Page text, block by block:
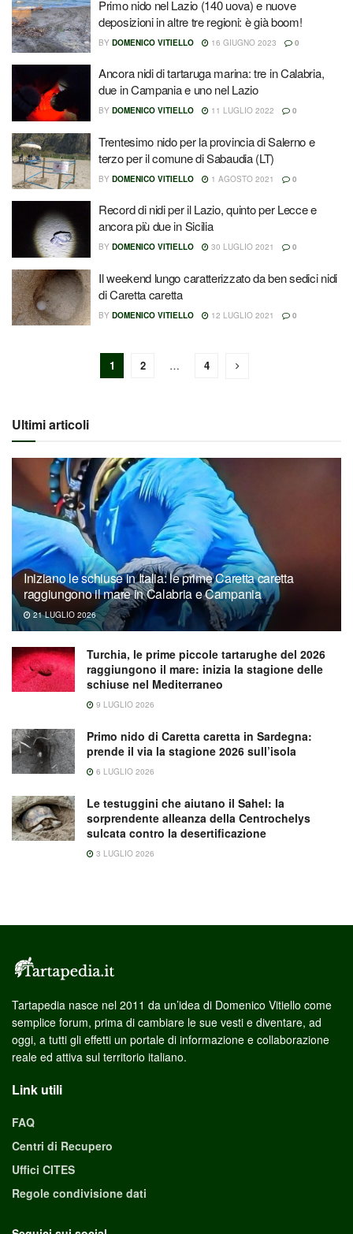
Primo nido nel Lazio (140 uova) e nuove
deposizioni in altre tre regioni: è già boom!
BY DOMENICO VITIELLO 16 GIUGNO 2023 0
Ancora nidi di tartaruga marina: tre in Calabria,
due in Campania e uno nel Lazio
BY DOMENICO VITIELLO 11 LUGLIO 2022 0
Trentesimo nido per la provincia di Salerno e
terzo per il comune di Sabaudia (LT)
BY DOMENICO VITIELLO 1 AGOSTO 2021 0
Record di nidi per il Lazio, quinto per Lecce e
ancora più due in Sicilia
BY DOMENICO VITIELLO 30 LUGLIO 2021 0
Il weekend lungo caratterizzato da ben sedici nidi
di Caretta caretta
BY DOMENICO VITIELLO 12 LUGLIO 2021 0
1 2 … 4
Ultimi articoli
Iniziano le schiuse in Italia: le prime Caretta caretta
raggiungono il mare in Calabria e Campania
21 LUGLIO 2026
Turchia, le prime piccole tartarughe del 2026
raggiungono il mare: inizia la stagione delle
schiuse nel Mediterraneo
9 LUGLIO 2026
Primo nido di Caretta caretta in Sardegna:
prende il via la stagione 2026 sull’isola
6 LUGLIO 2026
Le testuggini che aiutano il Sahel: la
sorprendente alleanza della Centrochelys
sulcata contro la desertificazione
3 LUGLIO 2026
Tartapedia nasce nel 2011 da un’idea di Domenico Vitiello come
semplice forum, prima di cambiare le sue vesti e diventare, ad
oggi, a tutti gli effetti un portale di informazione e collaborazione
reale ed attiva sul territorio italiano.
Link utili
FAQ
Centri di Recupero
Uffici CITES
Regole condivisione dati